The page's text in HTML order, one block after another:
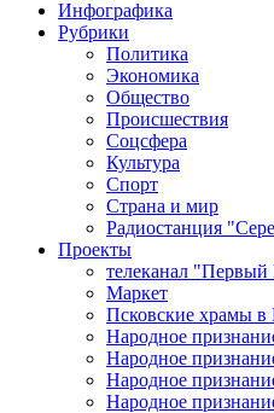
Инфографика
Рубрики
Политика
Экономика
Общество
Происшествия
Соцсфера
Культура
Спорт
Страна и мир
Радиостанция
Проекты
телеканал
Маркет
Псковские храмы
Народное
Народное
Народное
Народное